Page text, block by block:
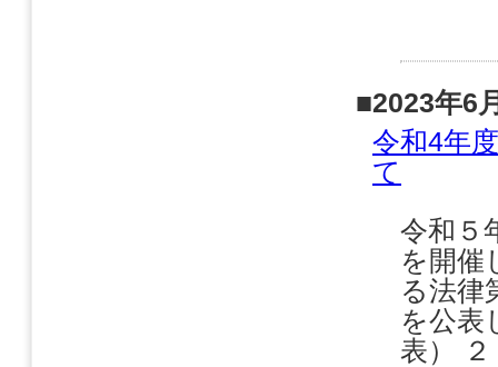
■2023年6
令和4年
て
令和５
を開催
る法律
を公表
表）